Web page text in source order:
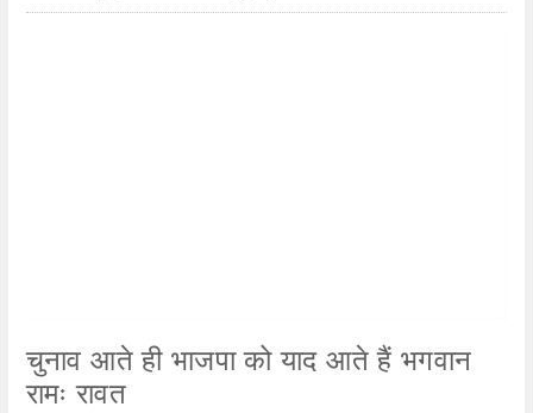
चुनाव आते ही भाजपा को याद आते हैं भगवान
रामः रावत